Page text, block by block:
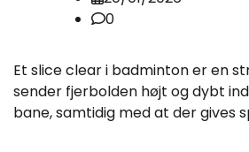
0
Et slice clear i badminton er en
sender fjerbolden højt og dybt
bane, samtidig med at der gives